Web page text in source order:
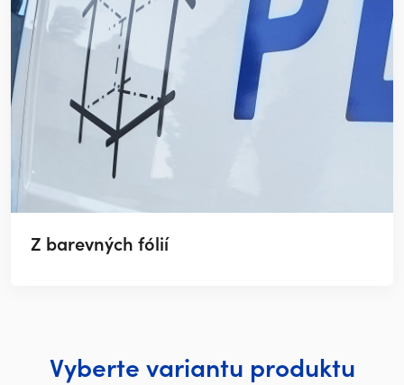
Z barevných fólií
Vyberte variantu produktu